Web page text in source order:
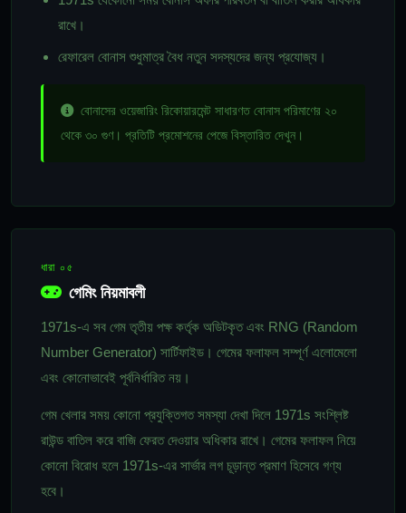
রাখে।
রেফারেল বোনাস শুধুমাত্র বৈধ নতুন সদস্যদের জন্য প্রযোজ্য।
বোনাসের ওয়েজারিং রিকোয়ারমেন্ট সাধারণত বোনাস পরিমাণের ২০
থেকে ৩০ গুণ। প্রতিটি প্রমোশনের পেজে বিস্তারিত দেখুন।
ধারা ০৫
গেমিং নিয়মাবলী
1971s-এ সব গেম তৃতীয় পক্ষ কর্তৃক অডিটকৃত এবং RNG (Random
Number Generator) সার্টিফাইড। গেমের ফলাফল সম্পূর্ণ এলোমেলো
এবং কোনোভাবেই পূর্বনির্ধারিত নয়।
গেম খেলার সময় কোনো প্রযুক্তিগত সমস্যা দেখা দিলে 1971s সংশ্লিষ্ট
রাউন্ড বাতিল করে বাজি ফেরত দেওয়ার অধিকার রাখে। গেমের ফলাফল নিয়ে
কোনো বিরোধ হলে 1971s-এর সার্ভার লগ চূড়ান্ত প্রমাণ হিসেবে গণ্য
হবে।